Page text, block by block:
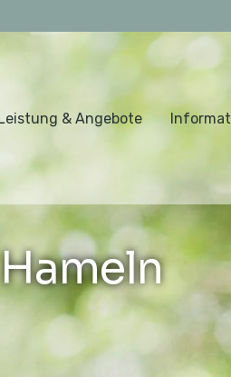
& Angebote